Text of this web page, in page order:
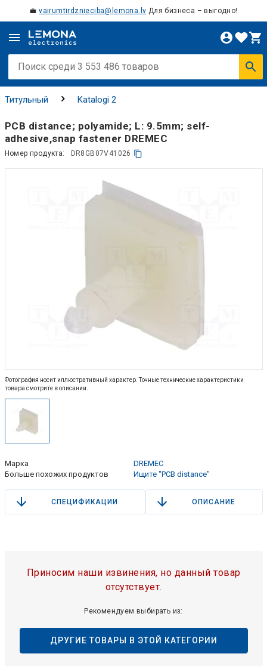
💼vairumtirdznieciba@lemona.lv Для бизнеса – выгодно!
Титульный Katalogi 2
PCB distance; polyamide; L: 9.5mm; self-
adhesive,snap fastener DREMEC
Номер продукта: DR8GB07V41026
Фотография носит иллюстративный характер. Точные технические характеристики
товара смотрите в описании.
Марка
DREMEC
Больше похожих продуктов
Ищите "PCB distance"
СПЕЦИФИКАЦИИ ОПИСАНИЕ
Приносим наши извинения, но данный товар
отсутствует.
Рекомендуем выбирать из:
ДРУГИЕ ТОВАРЫ В ЭТОЙ КАТЕГОРИИ